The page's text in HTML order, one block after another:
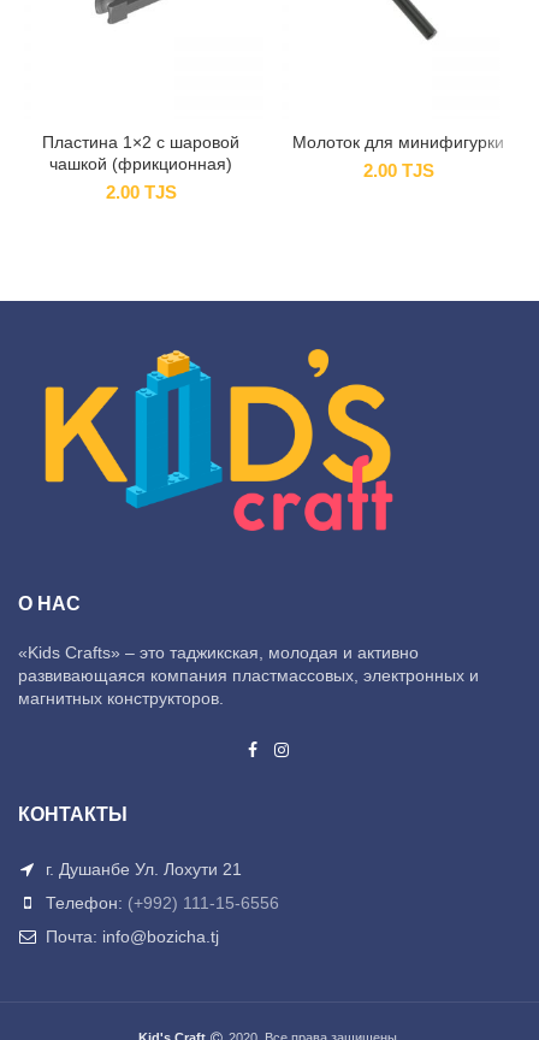
Пластина 1×2 с шаровой
чашкой (фрикционная)
2.00 TJS
Молоток для минифигурки
2.00 TJS
О НАС
«Kids Crafts» – это таджикская, молодая и активно
развивающаяся компания пластмассовых, электронных и
магнитных конструкторов.
КОНТАКТЫ
г. Душанбе Ул. Лохути 21
Телефон: (+992) 111-15-6556
Почта: info@bozicha.tj